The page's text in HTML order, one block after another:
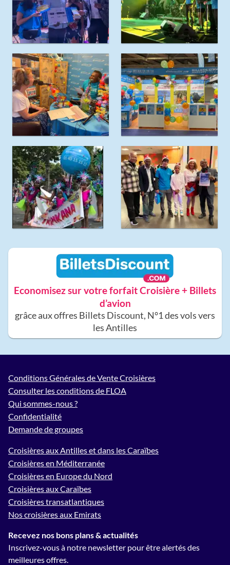
Economisez sur votre forfait Croisière + Billets
d’avion
grâce aux offres Billets Discount, N°1 des vols vers
les Antilles
Conditions Générales de Vente Croisières
Consulter les conditions de FLOA
Qui sommes-nous ?
Confidentialité
Demande de groupes
Croisières aux Antilles et dans les Caraïbes
Croisières en Méditerranée
Croisières en Europe du Nord
Croisières aux Caraïbes
Croisières transatlantiques
Nos croisières aux Emirats
Recevez nos bons plans & actualités
Inscrivez-vous à notre newsletter pour être alertés des
meilleures offres.